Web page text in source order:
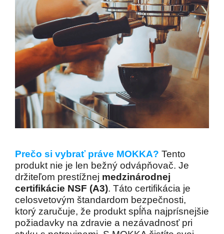
Prečo si vybrať práve MOKKA? Tento
produkt nie je len bežný odvápňovač. Je
držiteľom prestížnej medzinárodnej
certifikácie NSF (A3). Táto certifikácia je
celosvetovým štandardom bezpečnosti,
ktorý zaručuje, že produkt spĺňa najprísnejšie
požiadavky na zdravie a nezávadnosť pri